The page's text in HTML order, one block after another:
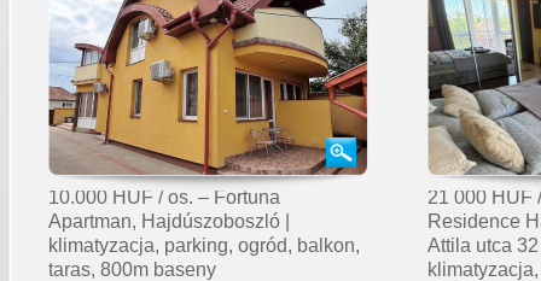
10.000 HUF / os. – Fortuna
Apartman, Hajdúszoboszló |
klimatyzacja, parking, ogród, balkon,
taras, 800m baseny
21 000 HUF
Residence
Attila utca